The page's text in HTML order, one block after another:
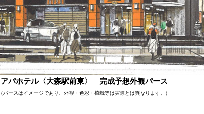
アパホテル〈大森駅前東〉 完成予想外観パース
（パースはイメージであり、外観・色彩・植栽等は実際とは異なります。）